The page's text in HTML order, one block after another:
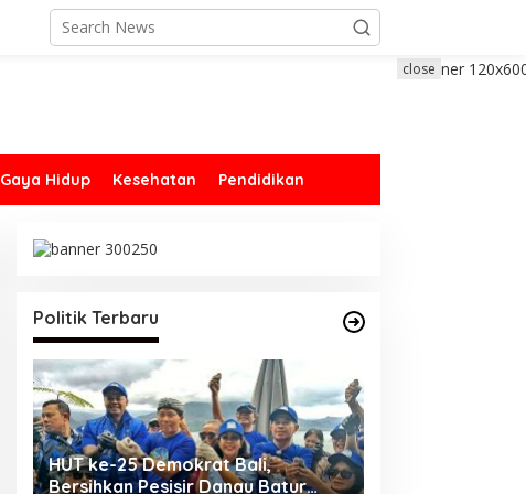
Gaya Hidup Kesehatan Pendidikan
close
Politik Terbaru
Golkar Mundur, Pansus TRAP
Meradang